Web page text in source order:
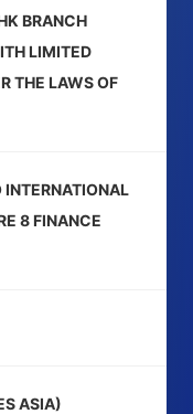
BRANCH
LIMITED
THE LAWS OF
8 FINANCE
ASIA)